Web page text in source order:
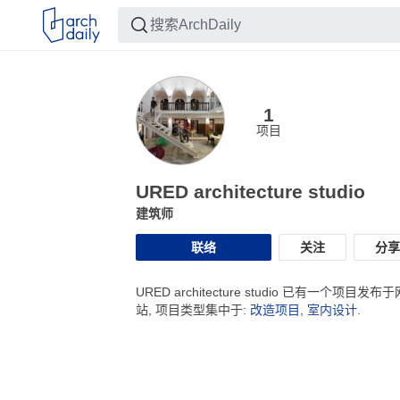
1
项目
URED architecture studio
建筑师
联络 关注 分享
URED architecture studio 已有一个项目发布于
站, 项目类型集中于: 改造项目 室内设计